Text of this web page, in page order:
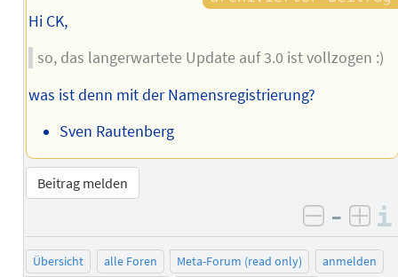
Hi CK,
so, das langerwartete Update auf 3.0 ist vollzogen :)
was ist denn mit der Namensregistrierung?
Sven Rautenberg
Beitrag melden
negativ
–
Übersicht alle Foren Meta-Forum (read only)
anmelden